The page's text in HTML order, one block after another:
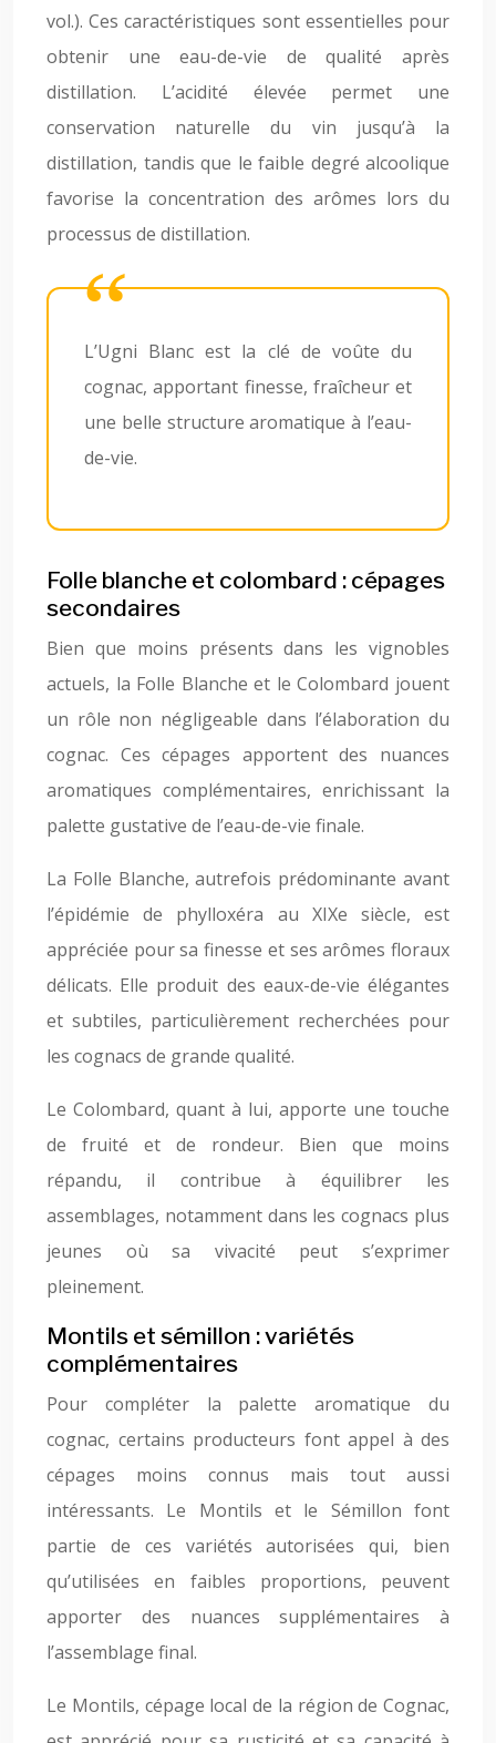
vol.). Ces caractéristiques sont essentielles pour
obtenir une eau-de-vie de qualité après
distillation. L’acidité élevée permet une
conservation naturelle du vin jusqu’à la
distillation, tandis que le faible degré alcoolique
favorise la concentration des arômes lors du
processus de distillation.
L’Ugni Blanc est la clé de voûte du
cognac, apportant finesse, fraîcheur et
une belle structure aromatique à l’eau-
de-vie.
Folle blanche et colombard : cépages
secondaires
Bien que moins présents dans les vignobles
actuels, la Folle Blanche et le Colombard jouent
un rôle non négligeable dans l’élaboration du
cognac. Ces cépages apportent des nuances
aromatiques complémentaires, enrichissant la
palette gustative de l’eau-de-vie finale.
La Folle Blanche, autrefois prédominante avant
l’épidémie de phylloxéra au XIXe siècle, est
appréciée pour sa finesse et ses arômes floraux
délicats. Elle produit des eaux-de-vie élégantes
et subtiles, particulièrement recherchées pour
les cognacs de grande qualité.
Le Colombard, quant à lui, apporte une touche
de fruité et de rondeur. Bien que moins
répandu, il contribue à équilibrer les
assemblages, notamment dans les cognacs plus
jeunes où sa vivacité peut s’exprimer
pleinement.
Montils et sémillon : variétés
complémentaires
Pour compléter la palette aromatique du
cognac, certains producteurs font appel à des
cépages moins connus mais tout aussi
intéressants. Le Montils et le Sémillon font
partie de ces variétés autorisées qui, bien
qu’utilisées en faibles proportions, peuvent
apporter des nuances supplémentaires à
l’assemblage final.
Le Montils, cépage local de la région de Cognac,